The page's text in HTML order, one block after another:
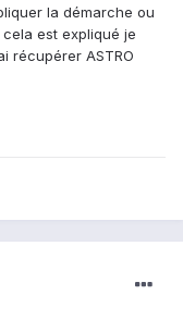
la démarche ou
est expliqué je
récupérer ASTRO